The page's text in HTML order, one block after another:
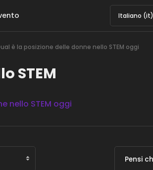
Italiano ‎(it)‎
è la posizione delle donne nello STEM oggi
STEM
nello STEM oggi